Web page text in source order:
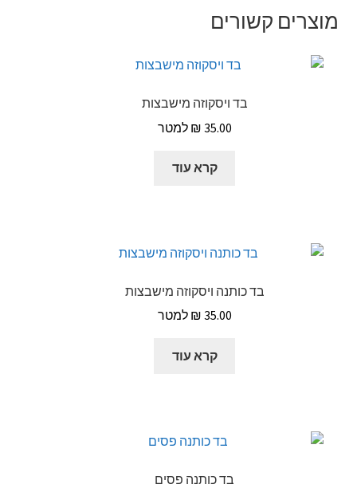
מוצרים קשורים
בד ויסקוזה מישבצות
35.00
₪
קרא עוד
בד כותנה ויסקוזה מישבצות
35.00
₪
קרא עוד
בד כותנה פסים